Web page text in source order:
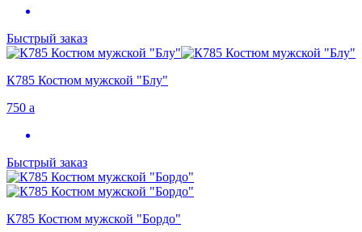
Быстрый заказ
К785 Костюм мужской "Блу"
750 a
Быстрый заказ
К785 Костюм мужской "Бордо"